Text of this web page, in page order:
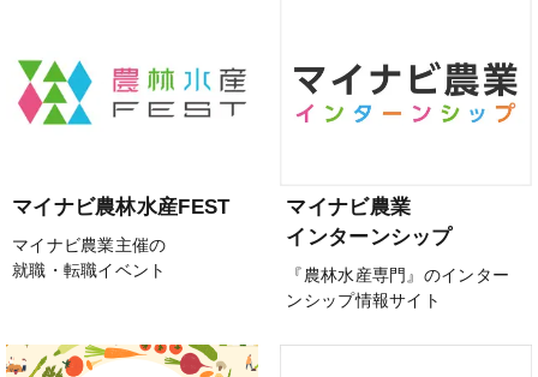
マイナビ農林水産FEST
マイナビ農業主催の
就職・転職イベント
マイナビ農業
インターンシップ
『農林水産専門』のインター
ンシップ情報サイト